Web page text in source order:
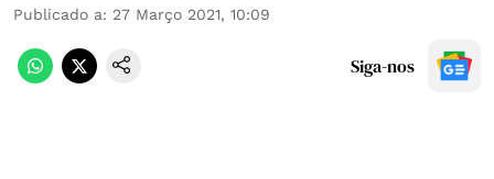
Publicado a: 27 Março 2021, 10:09
Siga-nos